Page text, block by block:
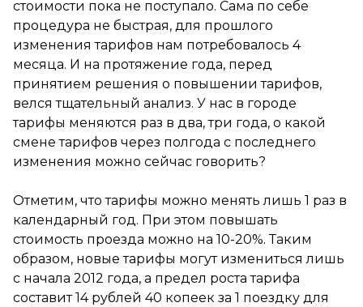
стоимости пока не поступало. Сама по себе
процедура не быстрая, для прошлого
изменения тарифов нам потребовалось 4
месяца. И на протяжение года, перед
принятием решения о повышении тарифов,
велся тщательный анализ. У нас в городе
тарифы меняются раз в два, три года, о какой
смене тарифов через полгода с последнего
изменения можно сейчас говорить?
Отметим, что тарифы можно менять лишь 1 раз в
календарный год. При этом повышать
стоимость проезда можно на 10-20%. Таким
образом, новые тарифы могут измениться лишь
с начала 2012 года, а предел роста тарифа
составит 14 рублей 40 копеек за 1 поездку для